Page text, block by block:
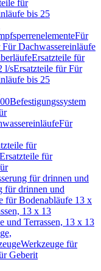
für
bis 25
Für
Dachwassereinläufe
Ersatzteile für
l/sErsatzteile für Für
bis 25
Befestigungssystem
Für
für
Ersatzteile für
für drinnen und
für drinnen und
für Bodenabläufe 13 x
13 x 13
und Terrassen, 13 x 13
Werkzeuge für
Geberit